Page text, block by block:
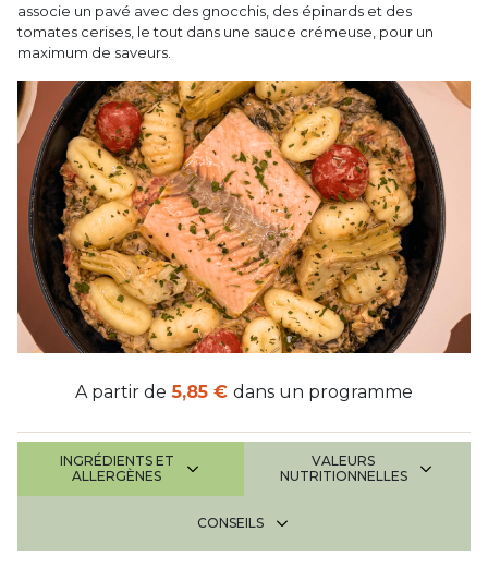
associe un pavé avec des gnocchis, des épinards et des
tomates cerises, le tout dans une sauce crémeuse, pour un
maximum de saveurs.
A partir de 5,85 € dans un programme
INGRÉDIENTS ET
ALLERGÈNES
VALEURS
NUTRITIONNELLES
CONSEILS